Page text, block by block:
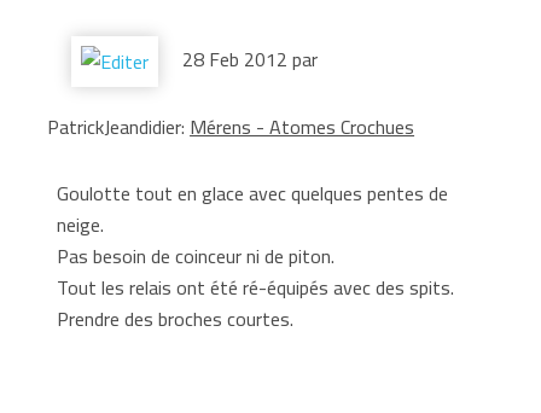
28 Feb 2012 par
PatrickJeandidier:Mérens - Atomes Crochues
Goulotte tout en glace avec quelques pentes de
neige.
Pas besoin de coinceur ni de piton.
Tout les relais ont été ré-équipés avec des spits.
Prendre des broches courtes.